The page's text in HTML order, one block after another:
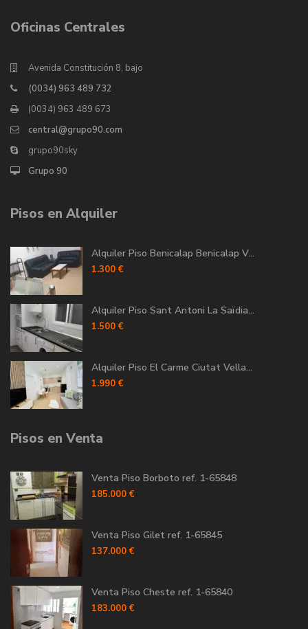
Oficinas Centrales
Avenida Constitución 8, bajo
(0034) 963 489 732
(0034) 963 489 673
central@grupo90.com
grupo90sky
Grupo 90
Pisos en Alquiler
Alquiler Piso Benicalap Benicalap V...
1.300 €
Alquiler Piso Sant Antoni La Saïdia...
1.500 €
Alquiler Piso El Carme Ciutat Vella...
1.990 €
Pisos en Venta
Venta Piso Borboto ref. 1-65848
185.000 €
Venta Piso Gilet ref. 1-65845
137.000 €
Venta Piso Cheste ref. 1-65840
183.000 €